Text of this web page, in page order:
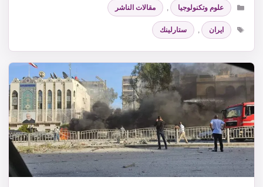
علوم وتكنولوجيا ,
مقالات الناشر
الوسوم
ايران , ستارلينك